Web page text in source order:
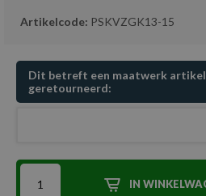
Artikelcode: PSKVZGK13-15
Dit betreft een maatwerk
geretourneerd:
IN